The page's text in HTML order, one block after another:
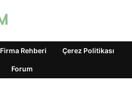
Firma Rehberi Çerez Politikası
Forum